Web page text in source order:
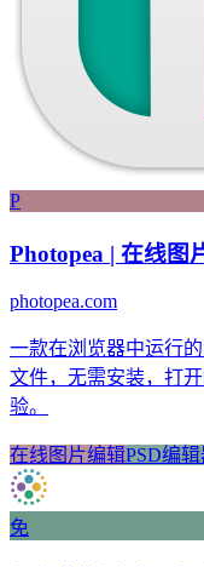
P
Photopea | 在线图
photopea.com
一款在浏览器中运行
文件，无需安装，打
验。
在线图片编辑PSD编
免